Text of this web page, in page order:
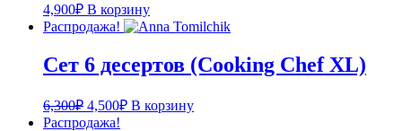
4,900₽ В корзину
Распродажа!
Сет 6 десертов (Cooking Chef XL)
6,300₽ 4,500₽ В корзину
Распродажа!